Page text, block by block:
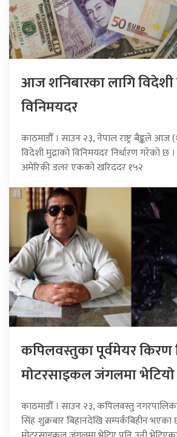
आज शनिबारका लागि विदेशी
विनिमयदर
काठमाडौँ । साउन २३, नेपाल राष्ट्र बैङ्कले आज
विदेशी मुद्राको विनिमयदर निर्धारण गरेको छ ।
अमेरिकी डलर एकको खरिददर १५२
कपिलवस्तुका पूर्वमेयर किरण
माेटरसाइकल जंगलमा भेटियाे
काठमाडौँ । साउन २३, कपिलवस्तु
सिंह शुक्रबार बिहानदेखि सम्पर्कबिहीन